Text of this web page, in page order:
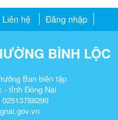
Liên hệ Đăng nhập
BÌNH LỘC
Ban biên tập
- tỉnh Đồng Nai